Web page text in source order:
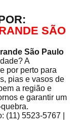
SÃO
São Paulo
A
por perto para
pias e vasos de
a região e
e garantir um
5523-5767 |